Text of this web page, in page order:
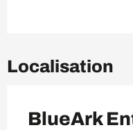
Localisation
BlueArk